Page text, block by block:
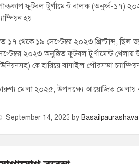
ফুটবল টুর্ণামেন্ট বালক (অনুর্ধ্ব-১৭)
হয়।
১৭ থেকে ১৯ সেপ্টেম্বর ২০২৩ খ্রিস্টাব্দ, ছিল
২০২৩ অনুষ্ঠিত ফুটবল টুর্ণামেন্ট
কে হারিয়ে বাসাইল পৌরসভা
মেলা ২০২৫, উপলক্ষ্যে আয়োজিত মেলায়
September 14, 2023 by Basailpaurashava